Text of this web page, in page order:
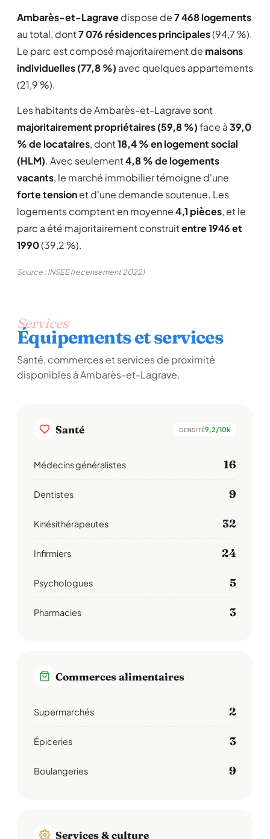
Ambarès-et-Lagravedispose de7 468 logements
au total, dont7 076 résidences principales(94,7 %).
Le parc est composé majoritairement de maisons
individuelles (77,8 %) avec quelques appartements
(21,9 %).
Les habitants de Ambarès-et-Lagrave sont
majoritairement propriétaires (59,8 %)face à39,0
% de locataires, dont18,4 % en logement social
(HLM). Avec seulement4,8 % de logements
vacants, le marché immobilier témoigne d'une
forte tensionet d'une demande soutenue. Les
logements comptent en moyenne4,1 pièces, et le
parc a été majoritairement construitentre 1946 et
1990(39,2 %).
Source : INSEE (recensement 2022)
Services
Équipements et services
Santé, commerces et services de proximité
disponibles à Ambarès-et-Lagrave.
Santé DENSITÉ9,2/10k
Médecins généralistes 16
Dentistes 9
Kinésithérapeutes 32
Infirmiers 24
Psychologues 5
Pharmacies 3
Commerces alimentaires
Supermarchés 2
Épiceries 3
Boulangeries 9
Services & culture